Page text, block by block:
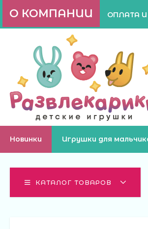
О КОМПАНИИ ОПЛАТА
Новинки Игрушки для
КАТАЛОГ ТОВАРОВ